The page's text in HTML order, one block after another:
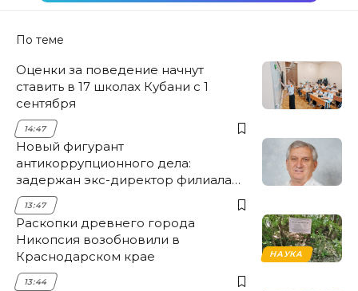
По теме
Оценки за поведение начнут
ставить в 17 школах Кубани с 1
сентября
14:47
Новый фигурант
антикоррупционного дела:
задержан экс-директор филиала
НЭСК Крымска
13:47
НАУКА
Раскопки древнего города
Никопсия возобновили в
Краснодарском крае
13:44